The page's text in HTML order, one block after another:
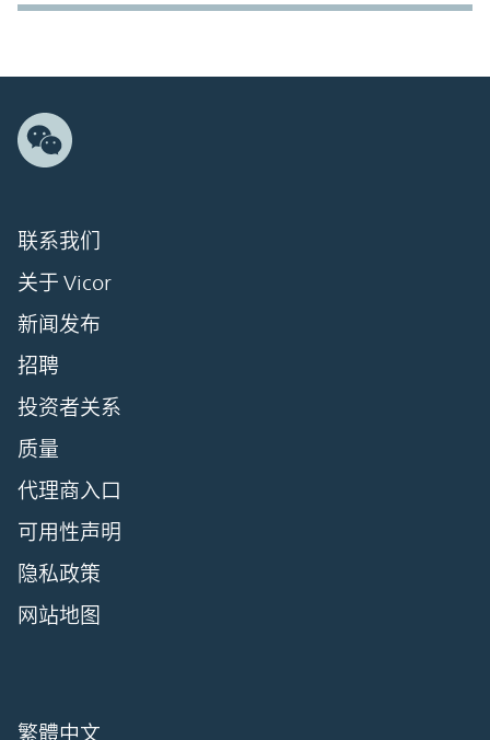
Accordion Section
联系我们
关于 Vicor
新闻发布
招聘
投资者关系
质量
代理商入口
可用性声明
隐私政策
网站地图
繁體中文